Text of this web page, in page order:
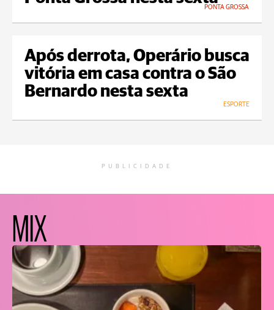
PONTA GROSSA
Após derrota, Operário busca
vitória em casa contra o São
Bernardo nesta sexta
ESPORTE
PUBLICIDADE
MIX